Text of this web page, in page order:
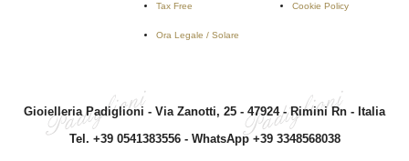
Tax Free
Ora Legale / Solare
Cookie Policy
Gioielleria Padiglioni - Via Zanotti, 25 - 47924 - Rimini Rn - Italia
Tel. +39 0541383556- WhatsApp +39 3348568038